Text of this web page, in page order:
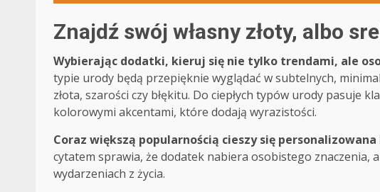
Znajdź swój własny złoty, albo
Wybierając dodatki, kieruj się nie tylko trendami, ale
typie urody będą przepięknie wyglądać w subtelnych,
złota, szarości czy błękitu. Do ciepłych typów urody pasuje
kolorowymi akcentami, które dodają wyrazistości.
Coraz większą popularnością cieszy się
cytatem sprawia, że dodatek nabiera osobistego znaczenia,
wydarzeniach z życia.